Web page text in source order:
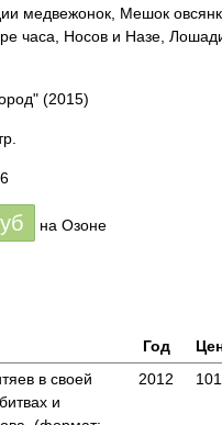
медвежонок, Мешок
часа, Носов и Назе,
(2015)
на Озоне
Год
в своей
и
2012